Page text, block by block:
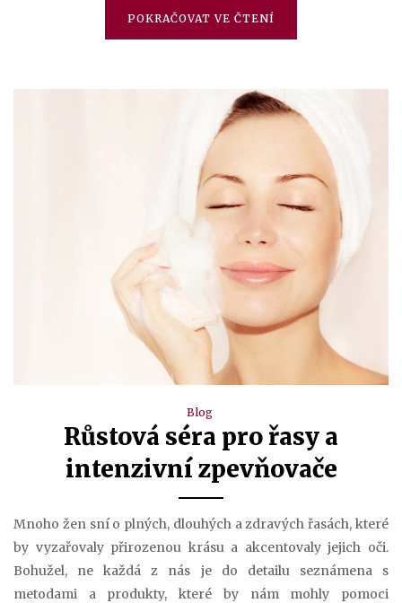
POKRAČOVAT VE ČTENÍ
Blog
Růstová séra pro řasy a
intenzivní zpevňovače
Mnoho žen sní o plných, dlouhých a zdravých řasách, které
by vyzařovaly přirozenou krásu a akcentovaly jejich oči.
Bohužel, ne každá z nás je do detailu seznámena s
metodami a produkty, které by nám mohly pomoci